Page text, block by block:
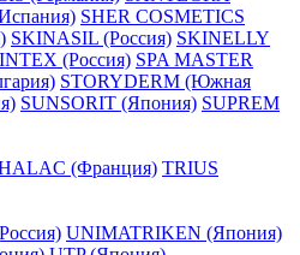
SHER COSMETICS
SKINASIL (Россия) SKINELLY
(Россия) SPA MASTER
STORYDERM (Южная
SUNSORIT (Япония) SUPREM
(Франция) TRIUS
UNIMATRIKEN (Япония)